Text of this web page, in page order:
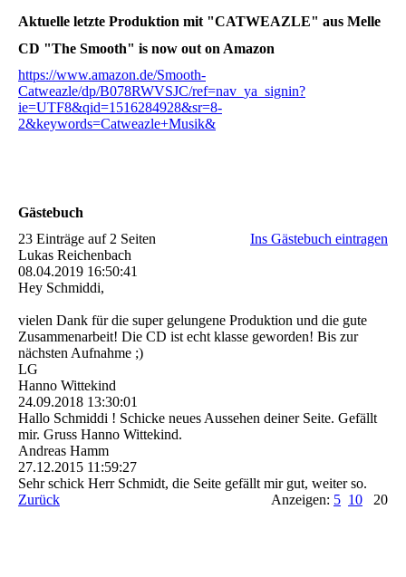
Aktuelle letzte Produktion mit "CATWEAZLE" aus Melle
CD "The Smooth" is now out on Amazon
https://www.amazon.de/Smooth-
Catweazle/dp/B078RWVSJC/ref=nav_ya_signin?
ie=UTF8&qid=1516284928&sr=8-
2&keywords=Catweazle+Musik&
Gästebuch
23 Einträge auf 2 Seiten
Ins Gästebuch eintragen
Lukas Reichenbach
08.04.2019 16:50:41
Hey Schmiddi,
vielen Dank für die super gelungene Produktion und die gute
Zusammenarbeit! Die CD ist echt klasse geworden! Bis zur
nächsten Aufnahme ;)
LG
Hanno Wittekind
24.09.2018 13:30:01
Hallo Schmiddi ! Schicke neues Aussehen deiner Seite. Gefällt
mir. Gruss Hanno Wittekind.
Andreas Hamm
27.12.2015 11:59:27
Sehr schick Herr Schmidt, die Seite gefällt mir gut, weiter so.
Zurück
Anzeigen: 5 10 20